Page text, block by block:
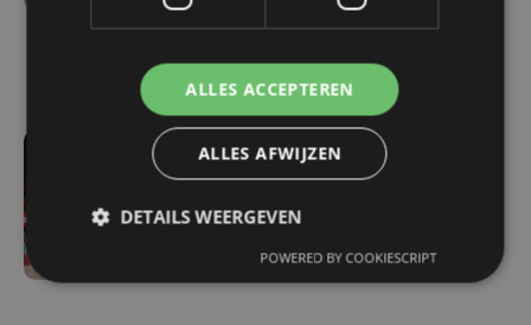
KV Kortrijk op
3 uur geleden
haalt Britse spelverdeler
Amin Adamu aan boord
ALLES ACCEPTEREN
ALLES AFWIJZEN
DETAILS WEERGEVEN
POWERED BY COOKIESCRIPT